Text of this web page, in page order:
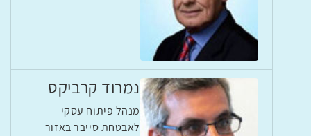
נמרוד קרביקס
מנהל פיתוח עסקי
לאבטחת סייבר באזור